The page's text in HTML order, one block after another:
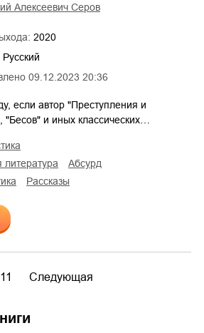
09.12.2023 20:36
Алексеевич Серов
2020
Русский
если автор "Преступления и
"Бесов" и иных классических…
литература
абсурд
рассказы
11 Следующая